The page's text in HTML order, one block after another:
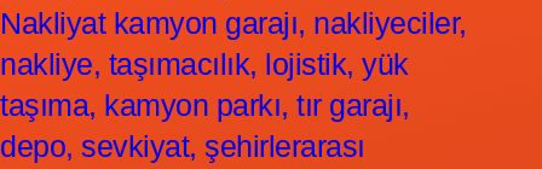
Nakliyat kamyon garajı, nakliyeciler,
nakliye, taşımacılık, lojistik, yük
taşıma, kamyon parkı, tır garajı,
depo, sevkiyat, şehirlerarası